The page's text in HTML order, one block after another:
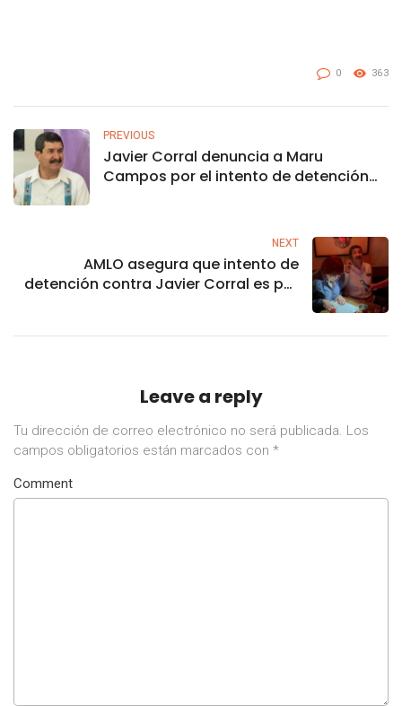
0 363
PREVIOUS
Javier Corral denuncia a Maru
Campos por el intento de detención
NEXT
AMLO asegura que intento de
detención contra Javier Corral es por
Leave a reply
Tu dirección de correo electrónico no será publicada. Los
campos obligatorios están marcados con *
Comment